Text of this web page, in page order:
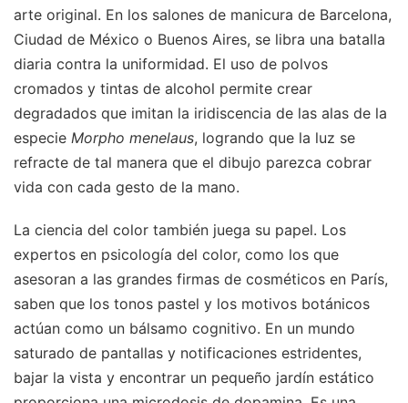
arte original. En los salones de manicura de Barcelona,
Ciudad de México o Buenos Aires, se libra una batalla
diaria contra la uniformidad. El uso de polvos
cromados y tintas de alcohol permite crear
degradados que imitan la iridiscencia de las alas de la
especie Morpho menelaus, logrando que la luz se
refracte de tal manera que el dibujo parezca cobrar
vida con cada gesto de la mano.
La ciencia del color también juega su papel. Los
expertos en psicología del color, como los que
asesoran a las grandes firmas de cosméticos en París,
saben que los tonos pastel y los motivos botánicos
actúan como un bálsamo cognitivo. En un mundo
saturado de pantallas y notificaciones estridentes,
bajar la vista y encontrar un pequeño jardín estático